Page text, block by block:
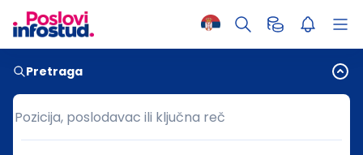
Pretraga
Pozicija, poslodavac ili ključna reč
Pozicija, poslodavac ili ključna reč